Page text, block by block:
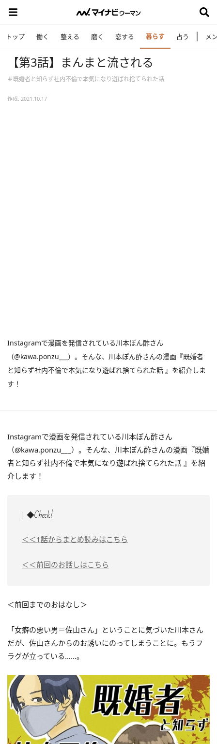
トップ 働く 整える 磨く 恋する 暮らす 占う メ
【第3話】まんまと流される
＃既婚者と知らず社内不倫で本気になり遊ばれ捨てられた話
作成: 2021.10.17
Instagramで漫画を発信されている川本ぽん酢さん
（@kawa.ponzu___）。そんな、川本ぽん酢さんの漫画『既婚者
と知らず社内不倫で本気になり遊ばれ捨てられた話 』を紹介しま
す！
Instagramで漫画を発信されている川本ぽん酢さん
（@kawa.ponzu___）。そんな、川本ぽん酢さんの漫画『既婚
者と知らず社内不倫で本気になり遊ばれ捨てられた話 』を紹
介します！
◆Check!
＜＜1話からまとめ読みはこちら
＜＜前回のお話しはこちら
＜前回までのおはなし＞
「女癖の悪い男＝佐山さん」ということに気づいた川本さん
だが、佐山さんからのお誘いにのってしまうことに。もうフ
ラグが立っている……。